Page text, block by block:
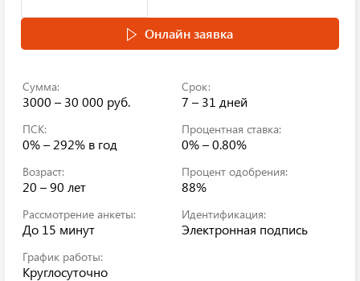
Онлайн заявка
Сумма:
3000 – 30 000 руб.
Срок:
7 – 31 дней
ПСК:
0% – 292% в год
Процентная ставка:
0% – 0.80%
Возраст:
20 – 90 лет
Процент одобрения:
88%
Рассмотрение анкеты:
До 15 минут
Идентификация:
Электронная подпись
График работы:
Круглосуточно